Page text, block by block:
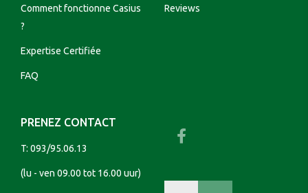
Comment fonctionne Casius
?
Expertise Certifiée
FAQ
Reviews
PRENEZ CONTACT
T: 093/95.06.13
(lu - ven 09.00 tot 16.00 uur)